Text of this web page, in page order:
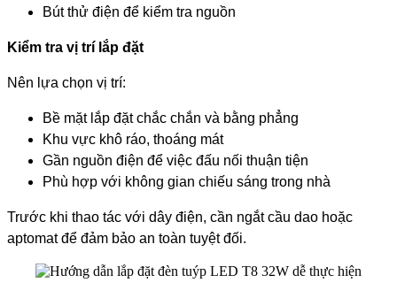
Bút thử điện để kiểm tra nguồn
Kiểm tra vị trí lắp đặt
Nên lựa chọn vị trí:
Bề mặt lắp đặt chắc chắn và bằng phẳng
Khu vực khô ráo, thoáng mát
Gần nguồn điện để việc đấu nối thuận tiện
Phù hợp với không gian chiếu sáng trong nhà
Trước khi thao tác với dây điện, cần ngắt cầu dao hoặc
aptomat để đảm bảo an toàn tuyệt đối.